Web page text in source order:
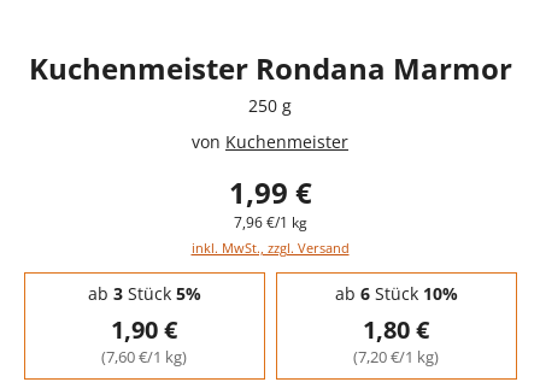
Kuchenmeister Rondana Marmor
250 g
von Kuchenmeister
1,99 €
7,96 €/1 kg
inkl. MwSt., zzgl. Versand
Staffelpreise - Mengenrabatt
ab 3Stück 5%
1,90 €
(7,60 €/1 kg)
ab 6Stück 10%
1,80 €
(7,20 €/1 kg)